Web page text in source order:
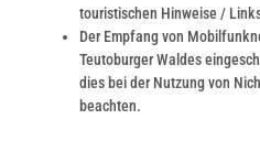
touristischen Hinweise /
Der Empfang von
Teutoburger Waldes
dies bei der Nutzung von
beachten.